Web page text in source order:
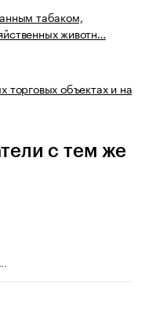
табаком,
животн…
торговых объектах и на
с тем же